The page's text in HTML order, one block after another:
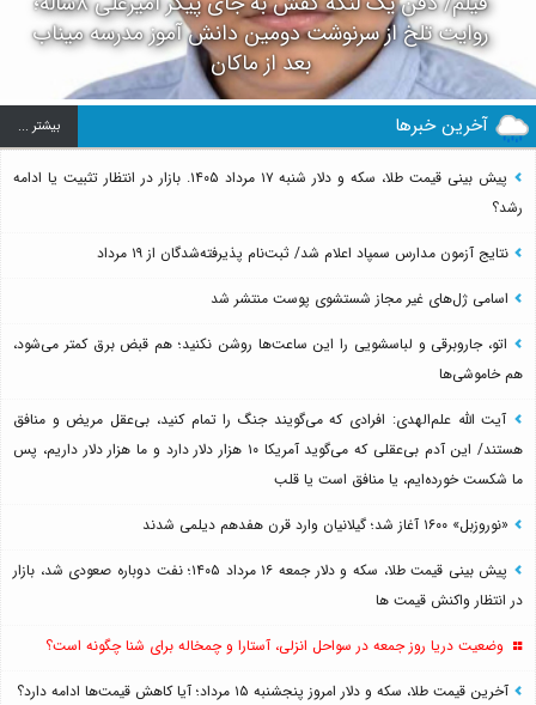
روایت تلخ از سرنوشت دومین دانش آموز مدرسه میناب
بعد از ماکان
آخرین خبرها بيشتر ...
پیش بینی قیمت طلا، سکه و دلار شنبه ۱۷ مرداد ۱۴۰۵. بازار در انتظار تثبیت یا ادامه
رشد؟
نتایج آزمون مدارس سمپاد اعلام شد/ ثبت‌نام پذیرفته‌شدگان از ۱۹ مرداد
اسامی ژل‌های غیر مجاز شستشوی پوست منتشر شد
اتو، جاروبرقی و لباسشویی را این ساعت‌ها روشن نکنید؛ هم قبض برق کمتر می‌شود،
هم خاموشی‌ها
آیت الله علم‌الهدی: افرادی که می‌گویند جنگ را تمام کنید، بی‌عقل مریض و منافق
هستند/ این آدم بی‌عقلی که می‌گوید آمریکا ۱۰ هزار دلار دارد و ما هزار دلار داریم، پس
ما شکست خورده‌ایم، یا منافق است یا قلب
«نوروزبل» ۱۶۰۰ آغاز شد؛ گیلانیان وارد قرن هفدهم دیلمی شدند
پیش بینی قیمت طلا، سکه و دلار جمعه ۱۶ مرداد ۱۴۰۵؛ نفت دوباره صعودی شد، بازار
در انتظار واکنش قیمت ها
وضعیت دریا روز جمعه در سواحل انزلی، آستارا و چمخاله برای شنا چگونه است؟
آخرین قیمت طلا، سکه و دلار امروز پنجشنبه ۱۵ مرداد؛ آیا کاهش قیمت‌ها ادامه دارد؟